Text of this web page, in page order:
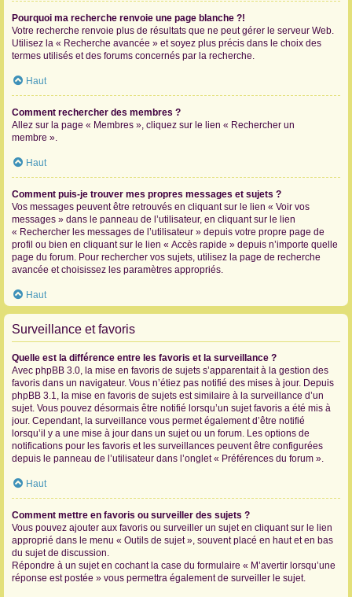
Pourquoi ma recherche renvoie une page blanche ?!
Votre recherche renvoie plus de résultats que ne peut gérer le serveur Web.
Utilisez la « Recherche avancée » et soyez plus précis dans le choix des
termes utilisés et des forums concernés par la recherche.
Haut
Comment rechercher des membres ?
Allez sur la page « Membres », cliquez sur le lien « Rechercher un
membre ».
Haut
Comment puis-je trouver mes propres messages et sujets ?
Vos messages peuvent être retrouvés en cliquant sur le lien « Voir vos
messages » dans le panneau de l’utilisateur, en cliquant sur le lien
« Rechercher les messages de l’utilisateur » depuis votre propre page de
profil ou bien en cliquant sur le lien « Accès rapide » depuis n’importe quelle
page du forum. Pour rechercher vos sujets, utilisez la page de recherche
avancée et choisissez les paramètres appropriés.
Haut
Surveillance et favoris
Quelle est la différence entre les favoris et la surveillance ?
Avec phpBB 3.0, la mise en favoris de sujets s’apparentait à la gestion des
favoris dans un navigateur. Vous n’étiez pas notifié des mises à jour. Depuis
phpBB 3.1, la mise en favoris de sujets est similaire à la surveillance d’un
sujet. Vous pouvez désormais être notifié lorsqu’un sujet favoris a été mis à
jour. Cependant, la surveillance vous permet également d’être notifié
lorsqu’il y a une mise à jour dans un sujet ou un forum. Les options de
notifications pour les favoris et les surveillances peuvent être configurées
depuis le panneau de l’utilisateur dans l’onglet « Préférences du forum ».
Haut
Comment mettre en favoris ou surveiller des sujets ?
Vous pouvez ajouter aux favoris ou surveiller un sujet en cliquant sur le lien
approprié dans le menu « Outils de sujet », souvent placé en haut et en bas
du sujet de discussion.
Répondre à un sujet en cochant la case du formulaire « M’avertir lorsqu’une
réponse est postée » vous permettra également de surveiller le sujet.